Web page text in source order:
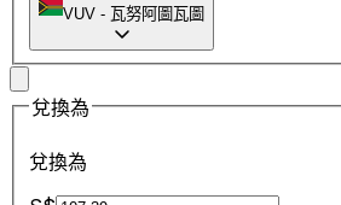
VUV - 瓦努阿圖瓦圖
兌換為
兌換為